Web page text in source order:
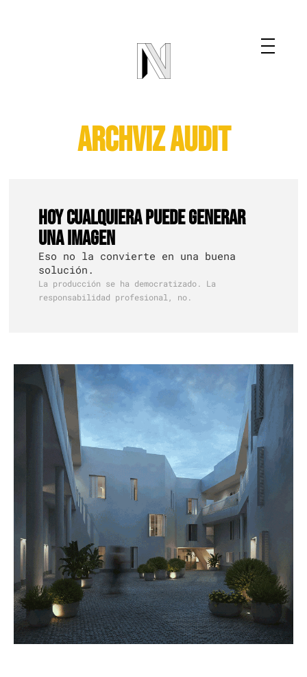
ArchViz Audit
Hoy cualquiera puede generar
una imagen
Eso no la convierte en una buena
solución.
La producción se ha democratizado. La
responsabilidad profesional, no.